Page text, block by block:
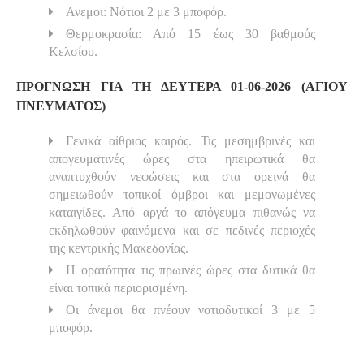
Ανεμοι: Νότιοι 2 με 3 μποφόρ.
Θερμοκρασία: Από 15 έως 30 βαθμούς
Κελσίου.
ΠΡΟΓΝΩΣΗ ΓΙΑ ΤΗ ΔΕΥΤΕΡΑ 01-06-2026 (ΑΓΙΟΥ
ΠΝΕΥΜΑΤΟΣ)
Γενικά αίθριος καιρός. Τις μεσημβρινές και
απογευματινές ώρες στα ηπειρωτικά θα
αναπτυχθούν νεφώσεις και στα ορεινά θα
σημειωθούν τοπικοί όμβροι και μεμονωμένες
καταιγίδες. Από αργά το απόγευμα πιθανώς να
εκδηλωθούν φαινόμενα και σε πεδινές περιοχές
της κεντρικής Μακεδονίας.
Η ορατότητα τις πρωινές ώρες στα δυτικά θα
είναι τοπικά περιορισμένη.
Οι άνεμοι θα πνέουν νοτιοδυτικοί 3 με 5
μποφόρ.